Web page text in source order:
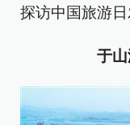
探访中国旅游
于